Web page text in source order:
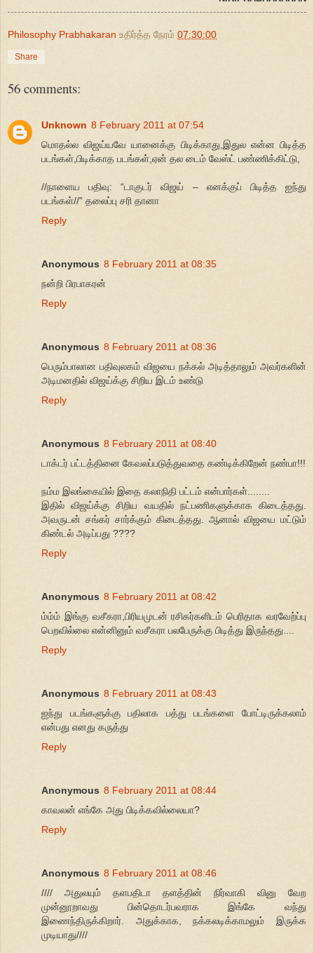
Philosophy Prabhakaran உதிர்த்த நேரம் 07:30:00
Share
56 comments:
Unknown 8 February 2011 at 07:54
மொதல்ல விஜய்யவே யானைக்கு பிடிக்காது,இதுல என்ன பிடித்த
படங்கள்,பிடிக்காத படங்கள்,ஏன் தல டைம் வேஸ்ட் பண்ணிக்கிட்டு,
//நாளைய பதிவு: “டாகுடர் விஜய் – எனக்குப் பிடித்த ஐந்து
படங்கள்//” தலைப்பு சரி தானா
Reply
Anonymous 8 February 2011 at 08:35
நன்றி பிரபாகரன்
Reply
Anonymous 8 February 2011 at 08:36
பெரும்பாலான பதிவுலகம் விஜயை நக்கல் அடித்தாலும் அவர்களின்
அடிமனதில் விஜய்க்கு சிறிய இடம் உண்டு
Reply
Anonymous 8 February 2011 at 08:40
டாக்டர் பட்டத்தினை கேவலப்படுத்துவதை கண்டிக்கிறேன் நண்பா!!!
நம்ம இலங்கையில் இதை கலாநிதி பட்டம் என்பார்கள்........
இதில் விஜய்க்கு சிறிய வயதில் நட்பணிகளுக்காக கிடைத்தது.
அவருடன் சங்கர் சார்க்கும் கிடைத்தது. ஆனால் விஜயை மட்டும்
கிண்டல் அடிப்பது ????
Reply
Anonymous 8 February 2011 at 08:42
ம்ம்ம் இங்கு வசீகரா,பிரியமுடன் ரசிகர்களிடம் பெரிதாக வரவேற்ப்பு
பெறவில்லை என்னினும் வசீகரா பலபேருக்கு பிடித்து இருந்தது....
Reply
Anonymous 8 February 2011 at 08:43
ஐந்து படங்களுக்கு பதிலாக பத்து படங்களை போட்டிருக்கலாம்
என்பது எனது கருத்து
Reply
Anonymous 8 February 2011 at 08:44
காவலன் எங்கே அது பிடிக்கவில்லையா?
Reply
Anonymous 8 February 2011 at 08:46
//// அதுலயும் தளபதிடா தளத்தின் நிர்வாகி வினு வேற
முன்னூறாவது பின்தொடர்பவராக இங்கே வந்து
இணைந்திருக்கிறார். அதுக்காக, நக்கலடிக்காமலும் இருக்க
முடியாது////